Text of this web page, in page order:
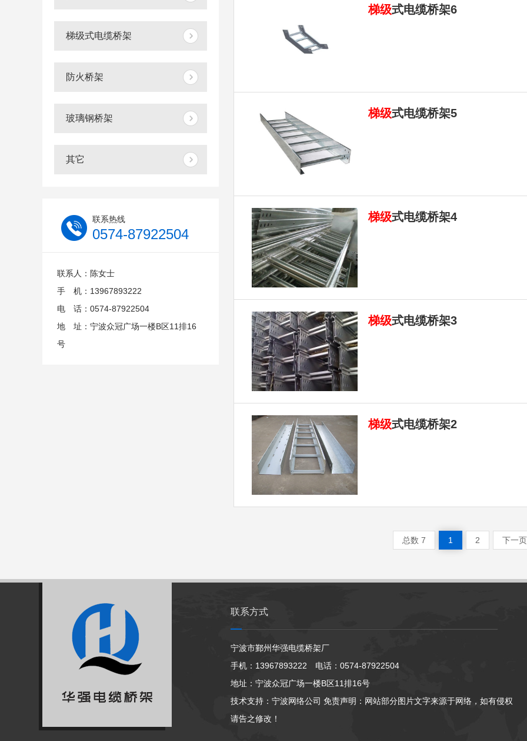
梯级式电缆桥架
防火桥架
玻璃钢桥架
其它
联系热线
0574-87922504
联系人：陈女士
手 机：13967893222
电 话：0574-87922504
地 址：宁波众冠广场一楼B区11排16
号
梯级式电缆桥架6
梯级式电缆桥架5
梯级式电缆桥架4
梯级式电缆桥架3
梯级式电缆桥架2
总数 7 1 2 下一页
联系方式
宁波市鄞州华强电缆桥架厂
手机：13967893222 电话：0574-87922504
地址：宁波众冠广场一楼B区11排16号
技术支持： 宁波网络公司 免责声明：网站部分图片文字来源于网络，如有侵权
请告之修改！